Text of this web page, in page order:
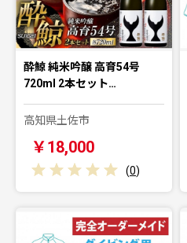
酔鯨 純米吟醸 高育54号
720ml 2本セット…
高知県土佐市
￥18,000
(0)